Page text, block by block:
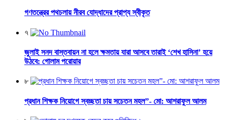
গণতন্ত্রের পথচলায় নীরব যোদ্ধাদের প্রাপ্য স্বীকৃত
৭
জুলাই সনদ বাস্তবায়ন না হলে ক্ষমতায় যারা আসবে তারাই ‘শেখ হাসিনা’ হয়ে
উঠবে: গোলাম পরোয়ার
৮
প্রধান শিক্ষক নিয়োগে স্বচ্ছতা চায় সচেতন মহল”- মো: আশরাফুল আলম